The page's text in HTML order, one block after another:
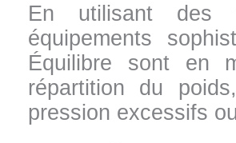
En utilisant des
équipements
Équilibre sont en
répartition du
pression excessifs